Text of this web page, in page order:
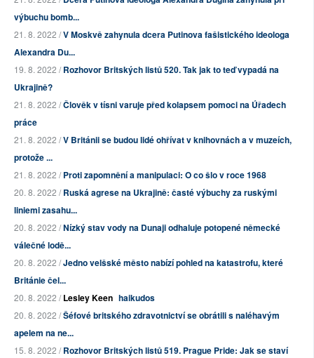
výbuchu bomb...
21. 8. 2022 /V Moskvě zahynula dcera Putinova fašistického ideologa
Alexandra Du...
19. 8. 2022 /Rozhovor Britských listů 520. Tak jak to teď vypadá na
Ukrajině?
21. 8. 2022 /Člověk v tísni varuje před kolapsem pomoci na Úřadech
práce
21. 8. 2022 /V Británii se budou lidé ohřívat v knihovnách a v muzeích,
protože ...
21. 8. 2022 /Proti zapomnění a manipulaci: O co šlo v roce 1968
20. 8. 2022 /Ruská agrese na Ukrajině: časté výbuchy za ruskými
liniemi zasahu...
20. 8. 2022 /Nízký stav vody na Dunaji odhaluje potopené německé
válečné lodě...
20. 8. 2022 /Jedno velšské město nabízí pohled na katastrofu, které
Británie čel...
20. 8. 2022 /Lesley Keen haikudos
20. 8. 2022 /Šéfové britského zdravotnictví se obrátili s naléhavým
apelem na ne...
15. 8. 2022 /Rozhovor Britských listů 519. Prague Pride: Jak se staví